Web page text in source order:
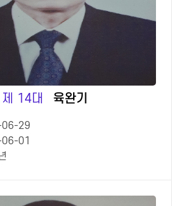
제 14대 육완기
06-29
01